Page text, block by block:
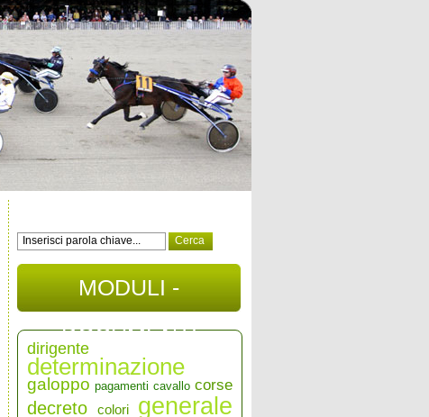
MODULI -
DOCUMENTI
dirigente
determinazione
galoppo pagamenti cavallo corse
decreto colori generale